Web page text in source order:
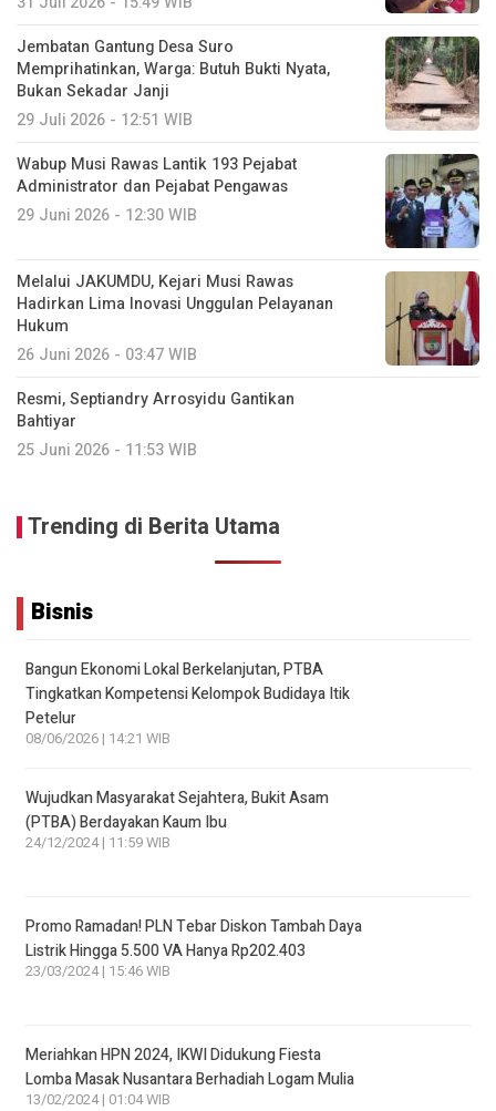
Jembatan Gantung Desa Suro
Memprihatinkan, Warga: Butuh Bukti Nyata,
Bukan Sekadar Janji
29 Juli 2026 - 12:51 WIB
Wabup Musi Rawas Lantik 193 Pejabat
Administrator dan Pejabat Pengawas
29 Juni 2026 - 12:30 WIB
Melalui JAKUMDU, Kejari Musi Rawas
Hadirkan Lima Inovasi Unggulan Pelayanan
Hukum
26 Juni 2026 - 03:47 WIB
Resmi, Septiandry Arrosyidu Gantikan
Bahtiyar
25 Juni 2026 - 11:53 WIB
Trending di Berita Utama
Bisnis
Bangun Ekonomi Lokal Berkelanjutan, PTBA
Tingkatkan Kompetensi Kelompok Budidaya Itik
Petelur
08/06/2026 | 14:21 WIB
Wujudkan Masyarakat Sejahtera, Bukit Asam
(PTBA) Berdayakan Kaum Ibu
24/12/2024 | 11:59 WIB
Promo Ramadan! PLN Tebar Diskon Tambah Daya
Listrik Hingga 5.500 VA Hanya Rp202.403
23/03/2024 | 15:46 WIB
Meriahkan HPN 2024, IKWI Didukung Fiesta
Lomba Masak Nusantara Berhadiah Logam Mulia
13/02/2024 | 01:04 WIB